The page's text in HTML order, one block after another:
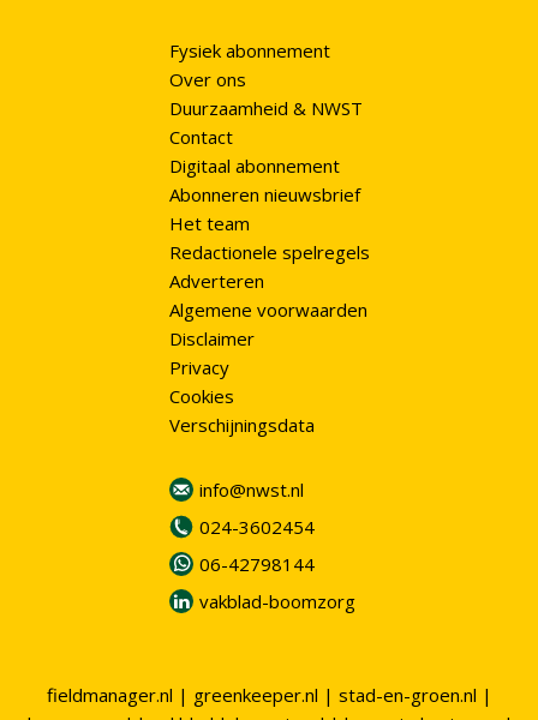
Fysiek abonnement
Over ons
Duurzaamheid & NWST
Contact
Digitaal abonnement
Abonneren nieuwsbrief
Het team
Redactionele spelregels
Adverteren
Algemene voorwaarden
Disclaimer
Privacy
Cookies
Verschijningsdata
info@nwst.nl
024-3602454
06-42798144
vakblad-boomzorg
fieldmanager.nl | greenkeeper.nl | stad-en-groen.nl |